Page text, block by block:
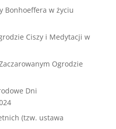
Bonhoeffera w życiu
Ciszy i Medytacji w
Ogrodzie
Dni
(tzw. ustawa